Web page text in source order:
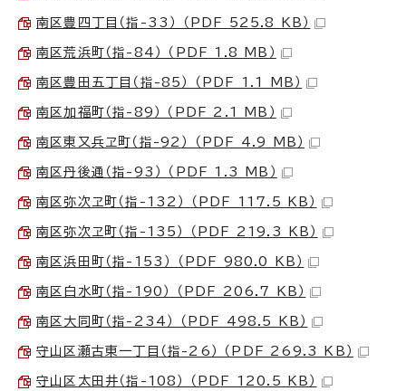
南区豊四丁目（指-33） （PDF 525.8 KB）
南区荒浜町（指-84） （PDF 1.8 MB）
南区豊田五丁目（指-85） （PDF 1.1 MB）
南区加福町（指-89） （PDF 2.1 MB）
南区東又兵ヱ町（指-92） （PDF 4.9 MB）
南区丹後通（指-93） （PDF 1.3 MB）
南区弥次ヱ町（指-132） （PDF 117.5 KB）
南区弥次ヱ町（指-135） （PDF 219.3 KB）
南区浜田町（指-153） （PDF 980.0 KB）
南区白水町（指-190） （PDF 206.7 KB）
南区大同町（指-234） （PDF 498.5 KB）
守山区瀬古東一丁目（指-26） （PDF 269.3 KB）
守山区太田井（指-108） （PDF 120.5 KB）